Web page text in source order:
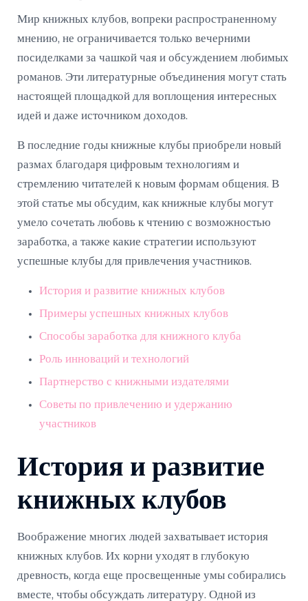
Мир книжных клубов, вопреки распространенному
мнению, не ограничивается только вечерними
посиделками за чашкой чая и обсуждением любимых
романов. Эти литературные объединения могут стать
настоящей площадкой для воплощения интересных
идей и даже источником доходов.
В последние годы книжные клубы приобрели новый
размах благодаря цифровым технологиям и
стремлению читателей к новым формам общения. В
этой статье мы обсудим, как книжные клубы могут
умело сочетать любовь к чтению с возможностью
заработка, а также какие стратегии используют
успешные клубы для привлечения участников.
История и развитие книжных клубов
Примеры успешных книжных клубов
Способы заработка для книжного клуба
Роль инноваций и технологий
Партнерство с книжными издателями
Советы по привлечению и удержанию
участников
История и развитие
книжных клубов
Воображение многих людей захватывает история
книжных клубов. Их корни уходят в глубокую
древность, когда еще просвещенные умы собирались
вместе, чтобы обсуждать литературу. Одной из